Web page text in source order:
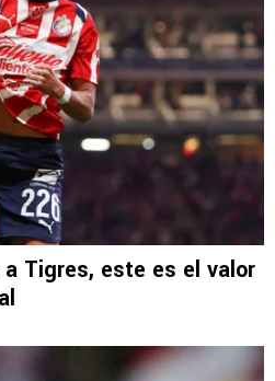
Tigres, este es el valor